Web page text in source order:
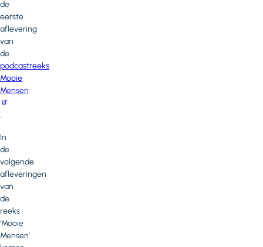
de
eerste
aflevering
van
de
podcastreeks
Mooie
Mensen
.
In
de
volgende
afleveringen
van
de
reeks
‘Mooie
Mensen’